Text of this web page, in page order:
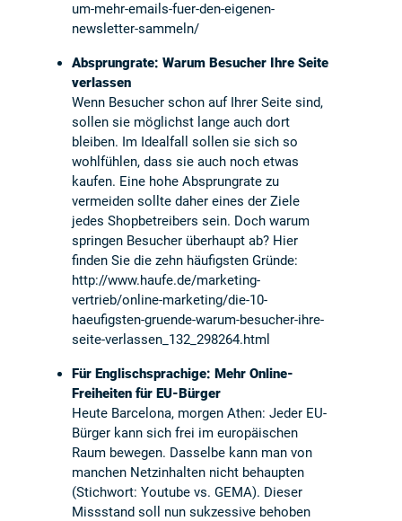
um-mehr-emails-fuer-den-eigenen-
newsletter-sammeln/
Absprungrate: Warum Besucher Ihre Seite
verlassen
Wenn Besucher schon auf Ihrer Seite sind,
sollen sie möglichst lange auch dort
bleiben. Im Idealfall sollen sie sich so
wohlfühlen, dass sie auch noch etwas
kaufen. Eine hohe Absprungrate zu
vermeiden sollte daher eines der Ziele
jedes Shopbetreibers sein. Doch warum
springen Besucher überhaupt ab? Hier
finden Sie die zehn häufigsten Gründe:
http://www.haufe.de/marketing-
vertrieb/online-marketing/die-10-
haeufigsten-gruende-warum-besucher-ihre-
seite-verlassen_132_298264.html
Für Englischsprachige: Mehr Online-
Freiheiten für EU-Bürger
Heute Barcelona, morgen Athen: Jeder EU-
Bürger kann sich frei im europäischen
Raum bewegen. Dasselbe kann man von
manchen Netzinhalten nicht behaupten
(Stichwort: Youtube vs. GEMA). Dieser
Missstand soll nun sukzessive behoben